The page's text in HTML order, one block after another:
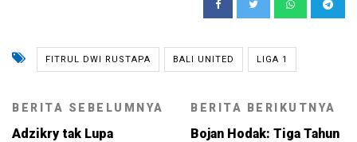
FITRUL DWI RUSTAPA BALI UNITED LIGA 1
BERITA SEBELUMNYA
Adzikry tak Lupa
BERITA BERIKUTNYA
Bojan Hodak: Tiga Tahun